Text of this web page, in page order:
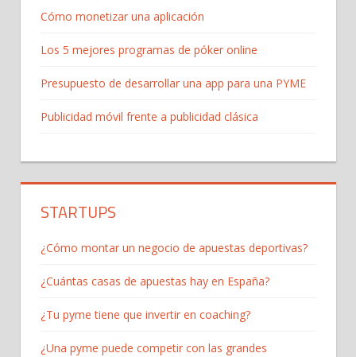
Cómo monetizar una aplicación
Los 5 mejores programas de póker online
Presupuesto de desarrollar una app para una PYME
Publicidad móvil frente a publicidad clásica
STARTUPS
¿Cómo montar un negocio de apuestas deportivas?
¿Cuántas casas de apuestas hay en España?
¿Tu pyme tiene que invertir en coaching?
¿Una pyme puede competir con las grandes